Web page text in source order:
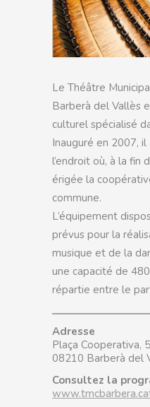
Le Théâtre
Barberà del Vallès
culturel spécialisé
Inauguré en 2007,
l’endroit où, à la fin
érigée la
commune.
L’équipement
prévus pour la
musique et de la
une capacité de
répartie entre le
Adresse
Plaça Cooperativa, 5
08210 Barberà del
Consultez la